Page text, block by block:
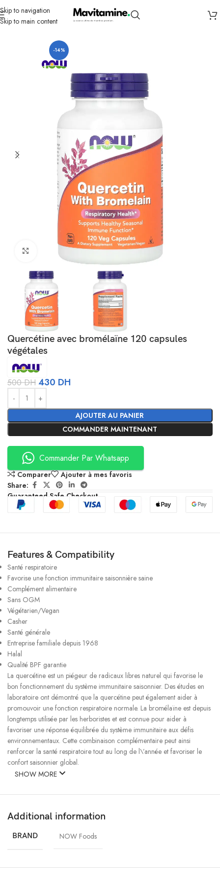
Skip to navigation
Skip to main content
Accueil Compléments
-14%
Quercétine avec bromélaïne 120 capsules
végétales
500DH 430 DH
AJOUTER AU PANIER
COMMANDER MAINTENANT
Alternative:
Commander Par Whatsapp
Comparer
Ajouter à mes favoris
Share:
Guaranteed Safe Checkout
Features & Compatibility
Santé respiratoire
Favorise une fonction immunitaire saisonnière saine
Complément alimentaire
Sans OGM
Végétarien/Vegan
Casher
Santé générale
Entreprise familiale depuis 1968
Halal
Qualité BPF garantie
La quercétine est un piégeur de radicaux libres naturel qui favorise le
bon fonctionnement du système immunitaire saisonnier. Des études en
laboratoire ont démontré que la quercétine peut également aider à
promouvoir une fonction respiratoire normale. La bromélaïne est depuis
longtemps utilisée par les herboristes et est connue pour aider à
favoriser une réponse équilibrée du système immunitaire aux défis
environnementaux. Cette combinaison complémentaire peut ainsi
renforcer la santé respiratoire tout au long de l\’année et favoriser le
confort saisonnier global.
personnes à l\’estomac sensible peuvent préférer prendre les capsules
Autres ingrédients
SHOW MORE
Additional information
BRAND NOW Foods